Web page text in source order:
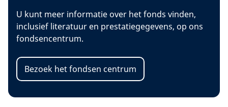
U kunt meer informatie over het fonds vinden,
inclusief literatuur en prestatiegegevens, op ons
fondsencentrum.
Bezoek het fondsen centrum